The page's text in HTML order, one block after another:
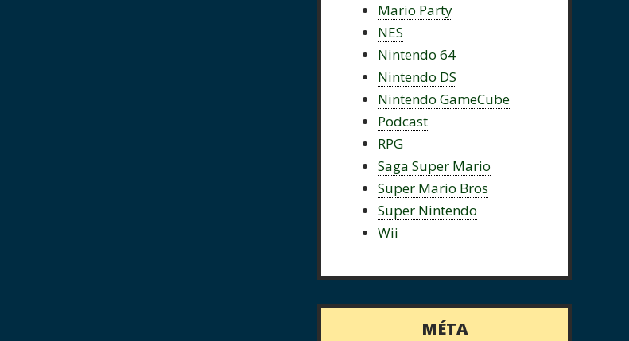
Mario Party
NES
Nintendo 64
Nintendo DS
Nintendo GameCube
Podcast
RPG
Saga Super Mario
Super Mario Bros
Super Nintendo
Wii
MÉTA